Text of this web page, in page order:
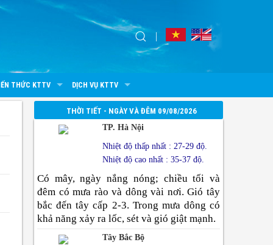
THỨC KTTV DỊCH VỤ KTTV
THỜI TIẾT - NGÀY VÀ ĐÊM 09/08/2026
TP. Hà Nội
Nhiệt độ thấp nhất : 27-29 độ.
Nhiệt độ cao nhất : 35-37 độ.
Có mây, ngày nắng nóng; chiều tối và
đêm có mưa rào và dông vài nơi. Gió tây
bắc đến tây cấp 2-3. Trong mưa dông có
khả năng xảy ra lốc, sét và gió giật mạnh.
Tây Bắc Bộ